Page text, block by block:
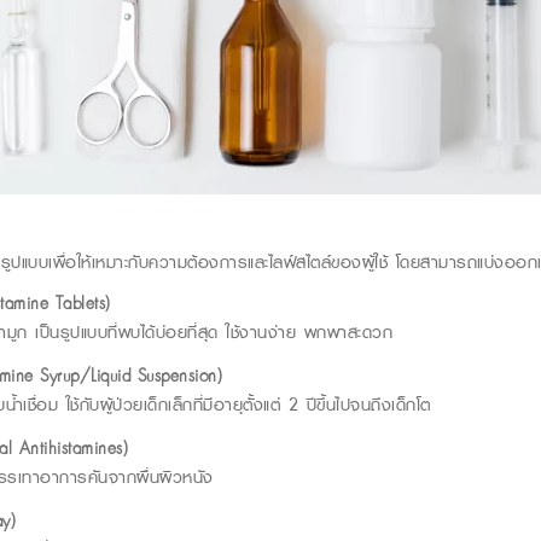
แบบเพื่อให้เหมาะกับความต้องการและไลฟ์สไตล์ของผู้ใช้ โดยสามารถแบ่งออ
Tablets)
ำมูก เป็นรูปแบบที่พบได้บ่อยที่สุด ใช้งานง่าย พกพาสะดวก
Syrup/Liquid Suspension)
ำเชื่อม ใช้กับผู้ป่วยเด็กเล็กที่มีอายุตั้งแต่ 2 ปีขึ้นไปจนถึงเด็กโต
Antihistamines)
เทาอาการคันจากผื่นผิวหนัง